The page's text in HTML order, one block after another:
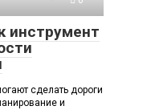
инструмент
сделать дороги
и